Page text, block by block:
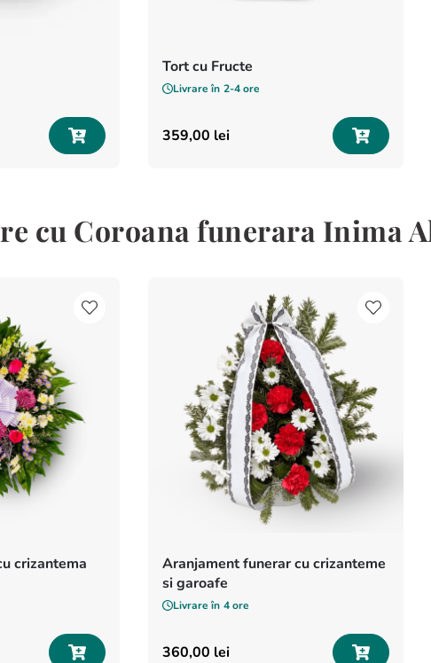
Tort cu Fructe
Livrare în 2-4 ore
359,00 lei
cu Coroana funerara Inima
crizantema
Aranjament funerar cu crizanteme
si garoafe
Livrare în 4 ore
360,00 lei